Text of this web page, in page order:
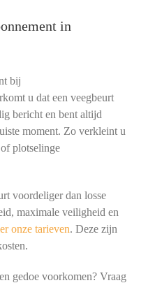
in
bij
u dat een veegbeurt
bericht en bent altijd
moment. Zo verkleint u
plotselinge
voordeliger dan losse
maximale veiligheid en
onze tarieven. Deze zijn
gedoe voorkomen? Vraag